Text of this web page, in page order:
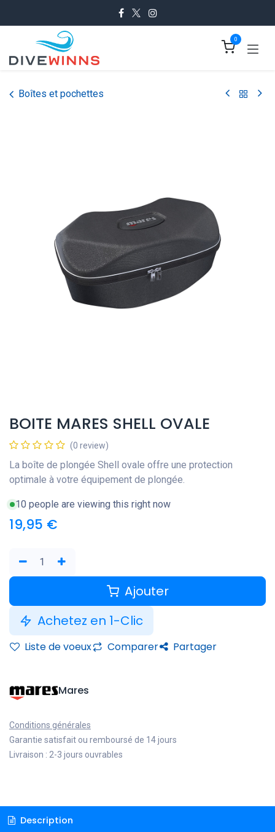
0
Boîtes et pochettes
BOITE MARES SHELL OVALE
(0 review)
La boîte de plongée Shell ovale offre une protection
optimale à votre équipement de plongée.
10 people are viewing this right now
19,95 €
Ajouter
Achetez en 1-Clic
Liste de voeux Comparer Partager
Mares
Conditions générales
Garantie satisfait ou remboursé de 14 jours
Livraison : 2-3 jours ouvrables
Description